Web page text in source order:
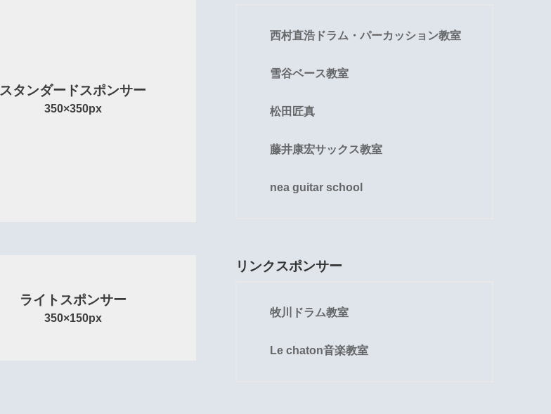
スタンダードスポンサー
350×350px
ライトスポンサー
350×150px
西村直浩ドラム・パーカッション教室
雪谷ベース教室
松田匠真
藤井康宏サックス教室
nea guitar school
リンクスポンサー
牧川ドラム教室
Le chaton音楽教室